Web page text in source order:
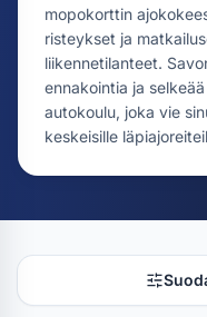
mopokorttin
risteykset ja
liikennetilanteet.
ennakointia ja
autokoulu, joka vie
keskeisille